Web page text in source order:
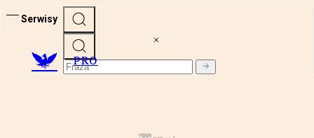
Serwisy
PRO